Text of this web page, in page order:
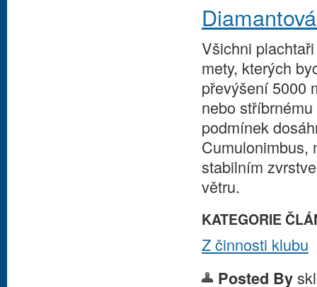
Všichni
mety, kterých
převýšení 5000
nebo
podmínek
Cumulonimbus,
stabilním
větru.
KATEGORIE
Z činnosti klubu
Posted By